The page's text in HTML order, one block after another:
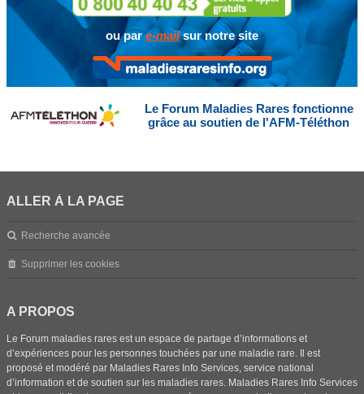
ou pare-mailsur notre site
Le Forum Maladies Rares fonctionne
grâce au soutien de l'AFM-Téléthon
ALLER À LA PAGE
Recherche avancée
Supprimer les cookies
A PROPOS
Le Forum maladies rares est un espace de partage d’informations et
d’expériences pour les personnes touchées par une maladie rare. Il est
proposé et modéré par Maladies Rares Info Services, service national
d’information et de soutien sur les maladies rares. Maladies Rares Info Services